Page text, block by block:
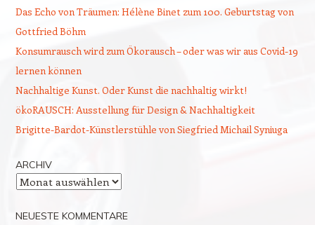
Das Echo von Träumen: Hélène Binet zum 100. Geburtstag von
Gottfried Böhm
Konsumrausch wird zum Ökorausch – oder was wir aus Covid-19
lernen können
Nachhaltige Kunst. Oder Kunst die nachhaltig wirkt!
ökoRAUSCH: Ausstellung für Design & Nachhaltigkeit
Brigitte-Bardot-Künstlerstühle von Siegfried Michail Syniuga
ARCHIV
Archiv
NEUESTE KOMMENTARE